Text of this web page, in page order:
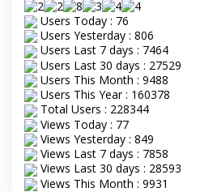
Users Today : 76
Users Yesterday : 806
Users Last 7 days : 7464
Users Last 30 days : 27529
Users This Month : 9488
Users This Year : 160378
Total Users : 228344
Views Today : 77
Views Yesterday : 849
Views Last 7 days : 7858
Views Last 30 days : 28593
Views This Month : 9931